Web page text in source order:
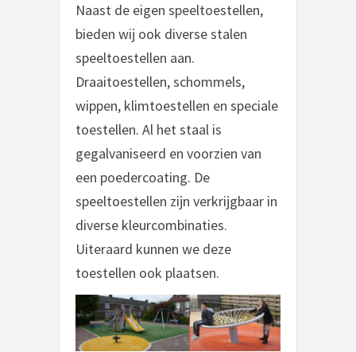
Naast de eigen speeltoestellen,
bieden wij ook diverse stalen
speeltoestellen aan.
Draaitoestellen, schommels,
wippen, klimtoestellen en speciale
toestellen. Al het staal is
gegalvaniseerd en voorzien van
een poedercoating. De
speeltoestellen zijn verkrijgbaar in
diverse kleurcombinaties.
Uiteraard kunnen we deze
toestellen ook plaatsen.